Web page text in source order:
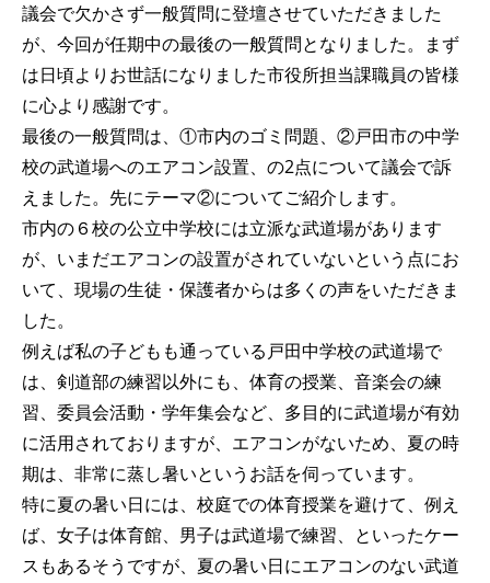
議会で欠かさず一般質問に登壇させていただきました
が、今回が任期中の最後の一般質問となりました。まず
は日頃よりお世話になりました市役所担当課職員の皆様
に心より感謝です。
最後の一般質問は、①市内のゴミ問題、②戸田市の中学
校の武道場へのエアコン設置、の2点について議会で訴
えました。先にテーマ②についてご紹介します。
市内の６校の公立中学校には立派な武道場があります
が、いまだエアコンの設置がされていないという点にお
いて、現場の生徒・保護者からは多くの声をいただきま
した。
例えば私の子どもも通っている戸田中学校の武道場で
は、剣道部の練習以外にも、体育の授業、音楽会の練
習、委員会活動・学年集会など、多目的に武道場が有効
に活用されておりますが、エアコンがないため、夏の時
期は、非常に蒸し暑いというお話を伺っています。
特に夏の暑い日には、校庭での体育授業を避けて、例え
ば、女子は体育館、男子は武道場で練習、といったケー
スもあるそうですが、夏の暑い日にエアコンのない武道